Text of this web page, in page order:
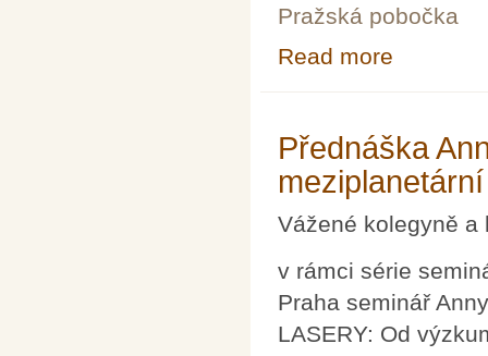
Pražská pobočka
Read more
Přednáška
Vážené kolegyně a
v rámci série
Praha seminář
LASERY: Od